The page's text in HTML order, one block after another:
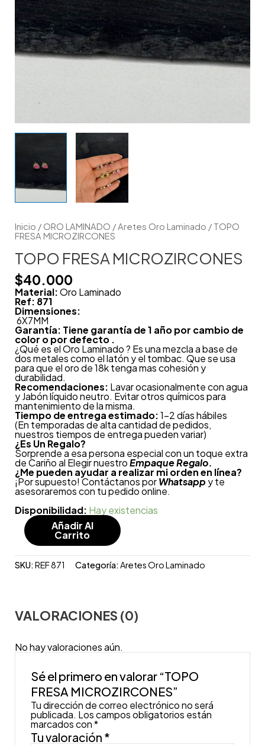
Inicio / ORO LAMINADO /Aretes Oro Laminado / TOPO
FRESA MICROZIRCONES
TOPO FRESA MICROZIRCONES
$40.000
Material:Oro Laminado
Ref: 871
Dimensiones:
6X7MM
Garantía: Tiene garantía de 1 año por cambio de
color o por defecto .
¿Qué es el Oro Laminado ? Es una mezcla a base de
dos metales como el latón y el tombac. Que se usa
para que el oro de 18k tenga mas cohesión y
durabilidad.
Recomendaciones: Lavar ocasionalmente con agua
y Jabón líquido neutro. Evitar otros químicos para
mantenimiento de la misma.
Tiempo de entrega estimado:1-2 días hábiles
(En temporadas de alta cantidad de pedidos,
nuestros tiempos de entrega pueden variar)
¿Es Un Regalo?
Sorprende a esa persona especial con un toque extra
de Cariño al Elegir nuestroEmpaque Regalo.
¿Me pueden ayudar a realizar mi orden en línea?
¡Por supuesto! Contáctanos porWhatsapp y te
asesoraremos con tu pedido online.
Disponibilidad: Hay existencias
Añadir Al
Carrito
SKU:REF 871 Categoría:Aretes Oro Laminado
VALORACIONES (0)
No hay valoraciones aún.
Sé el primero en valorar “TOPO
FRESA MICROZIRCONES”
Tu dirección de correo electrónico no será
publicada. Los campos obligatorios están
marcados con*
Tu valoración *